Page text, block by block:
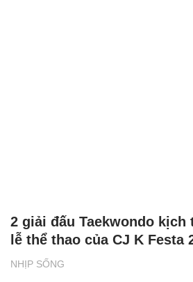
NHỊP SỐNG
2 giải đấu Taekwondo kịch
lễ thể thao của CJ K Festa